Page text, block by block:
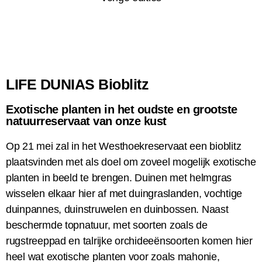
LIFE DUNIAS Bioblitz
Exotische planten in het oudste en grootste
natuurreservaat van onze kust
Op 21 mei zal in het Westhoekreservaat een bioblitz
plaatsvinden met als doel om zoveel mogelijk exotische
planten in beeld te brengen. Duinen met helmgras
wisselen elkaar hier af met duingraslanden, vochtige
duinpannes, duinstruwelen en duinbossen. Naast
beschermde topnatuur, met soorten zoals de
rugstreeppad en talrijke orchideeënsoorten komen hier
heel wat exotische planten voor zoals mahonie,